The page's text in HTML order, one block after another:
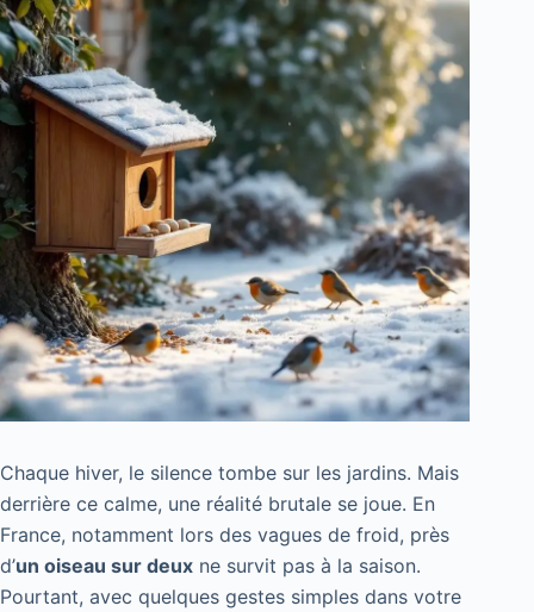
Chaque hiver, le silence tombe sur les jardins. Mais
derrière ce calme, une réalité brutale se joue. En
France, notamment lors des vagues de froid, près
d’un oiseau sur deux ne survit pas à la saison.
Pourtant, avec quelques gestes simples dans votre